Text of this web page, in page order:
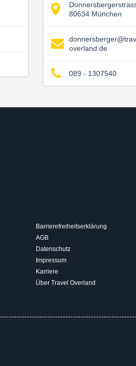
80634 München
overland.de
089 - 1307540
Barrierefreiheitserklärung
AGB
Datenschutz
Impressum
Karriere
Über Travel Overland